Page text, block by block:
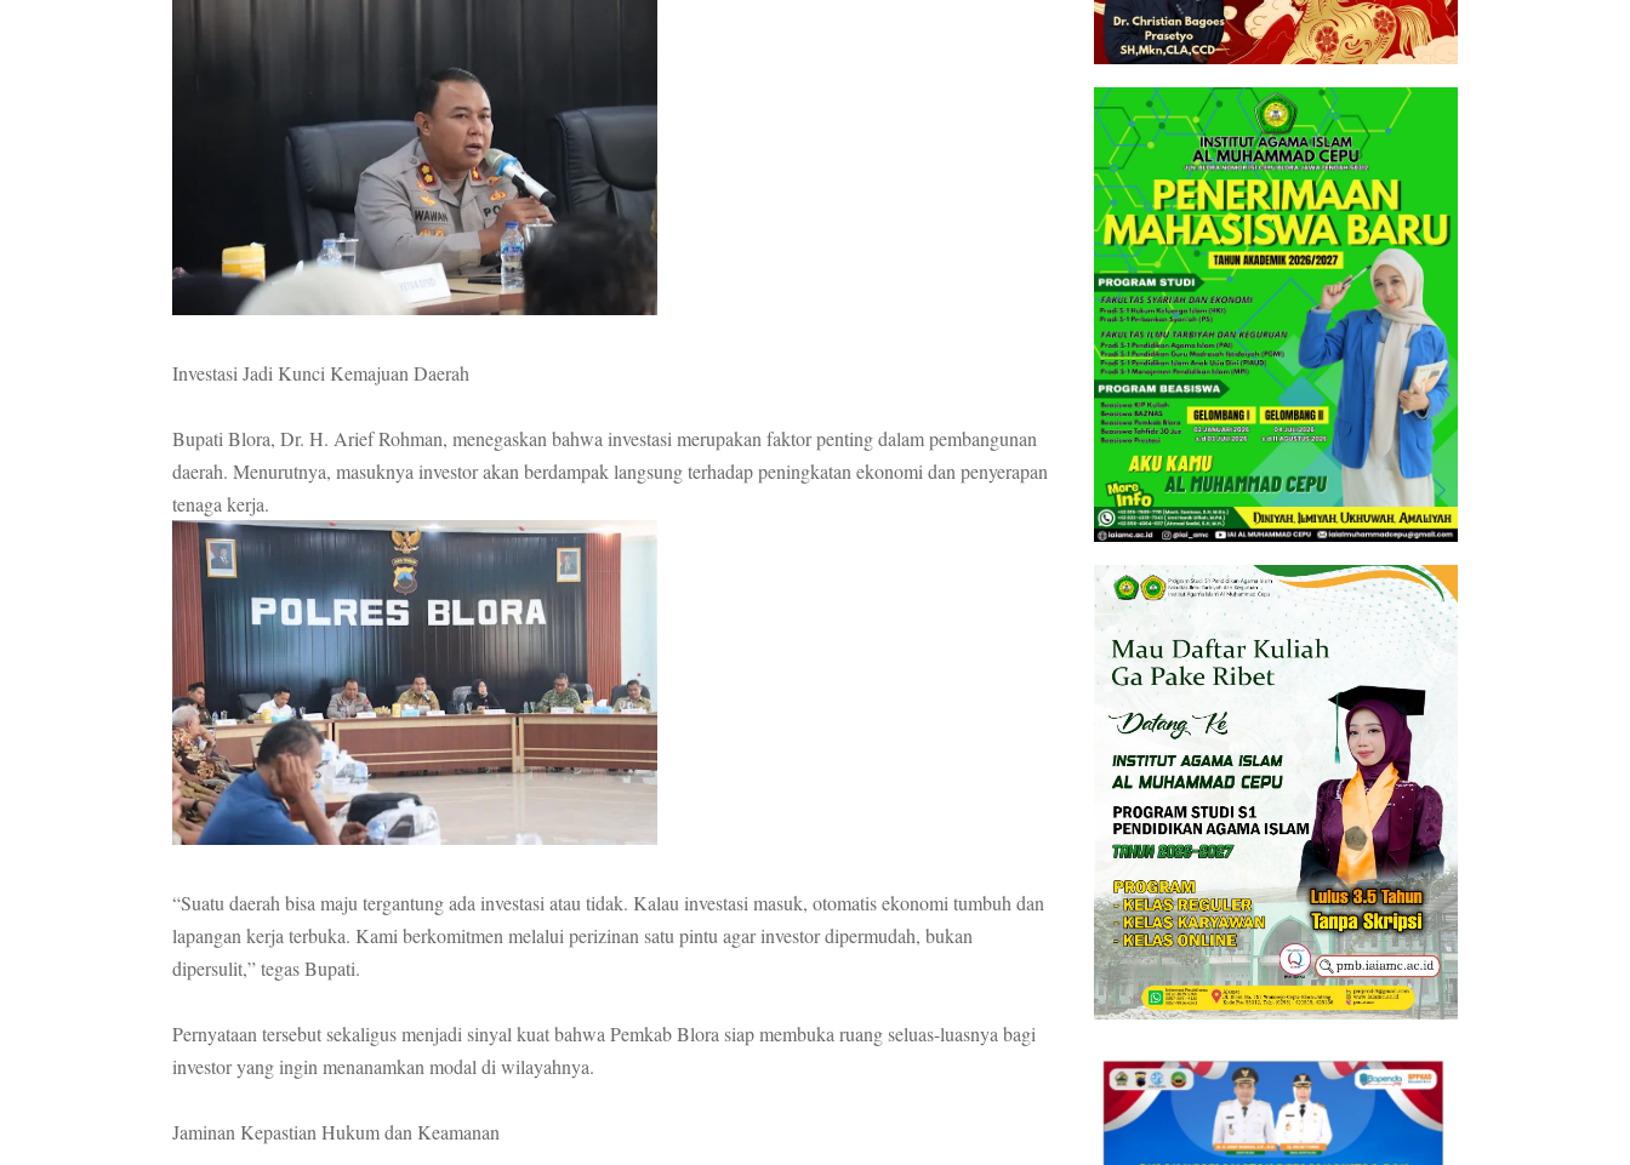
Investasi Jadi Kunci Kemajuan Daerah
Bupati Blora, Dr. H. Arief Rohman, menegaskan bahwa investasi merupakan faktor penting dalam pembangunan
daerah. Menurutnya, masuknya investor akan berdampak langsung terhadap peningkatan ekonomi dan penyerapan
tenaga kerja.
“Suatu daerah bisa maju tergantung ada investasi atau tidak. Kalau investasi masuk, otomatis ekonomi tumbuh dan
lapangan kerja terbuka. Kami berkomitmen melalui perizinan satu pintu agar investor dipermudah, bukan
dipersulit,” tegas Bupati.
Pernyataan tersebut sekaligus menjadi sinyal kuat bahwa Pemkab Blora siap membuka ruang seluas-luasnya bagi
investor yang ingin menanamkan modal di wilayahnya.
Jaminan Kepastian Hukum dan Keamanan